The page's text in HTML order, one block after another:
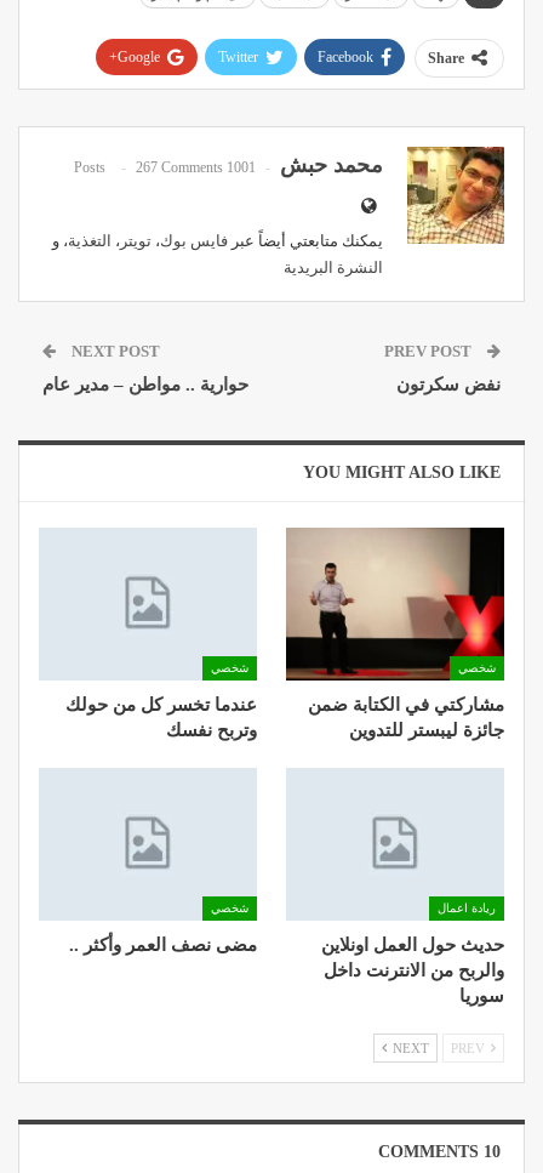
Share
Facebook
Twitter
Google+
محمد حبش 1001 Posts
267 Comments
يمكنك متابعتي أيضاً عبر فايس بوك، تويتر ، التغذية، و
النشرة البريدية
نفض سكرتون
NEXT POST
حوارية .. مواطن – مدير عام
YOU MIGHT ALSO LIKE
شخصي
مشاركتي في الكتابة ضمن
جائزة ليبستر للتدوين
شخصي
عندما تخسر كل من حولك
وتربح نفسك
ريادة اعمال
حديث حول العمل اونلاين
والربح من الانترنت داخل
سوريا
شخصي
مضى نصف العمر وأكثر ..
NEXT
10 COMMENTS